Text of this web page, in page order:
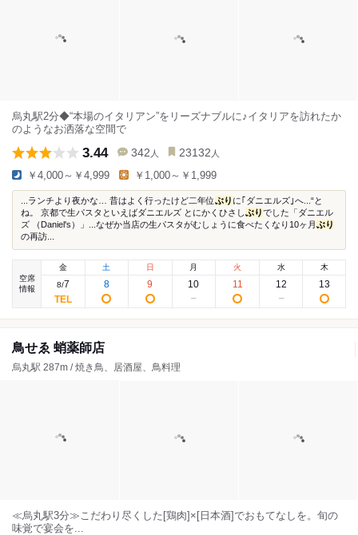
烏丸駅2分◆“本場のイタリアン”をリーズナブルに♪イタリアを訪れたか
のようなお洒落な空間で
3.44 342 人 23132 人
￥4,000～￥4,999 ￥1,000～￥1,999
...ランチより夜かな… 昔はよく行ったけど二年位ぶり に｢ダニエルズ｣へ...“と
ね。 京都で生パスタといえばダニエルズ とにかくひさしぶりでした「ダニエル
ズ （Daniel's）」...なぜか当店の生パスタがむしょうに食べたくなり10ヶ月ぶり
の再訪...
空席
情報
金
8/7
土
8
日
9
月
10
火
11
水
12
木
13
鳥せゑ 蛸薬師店
烏丸駅 287m / 焼き鳥、居酒屋、鳥料理
≪烏丸駅3分≫こだわり尽くした[鶏肉]×[日本酒]でおもてなしを。旬の
味覚で宴会を...